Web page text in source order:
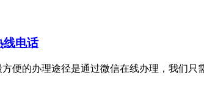
线电话
便的办理途径是通过微信在线办理，我们